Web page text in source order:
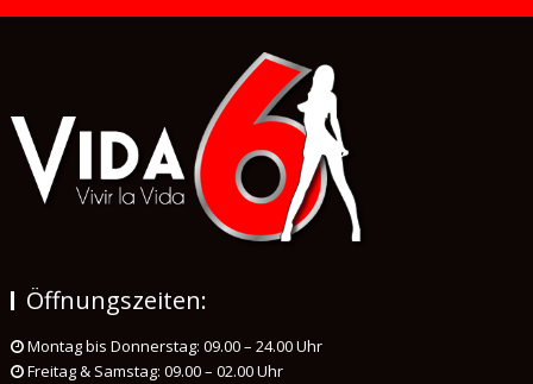
Öffnungszeiten:
Montag bis Donnerstag: 09.00 – 24.00 Uhr
Freitag & Samstag: 09.00 – 02.00 Uhr